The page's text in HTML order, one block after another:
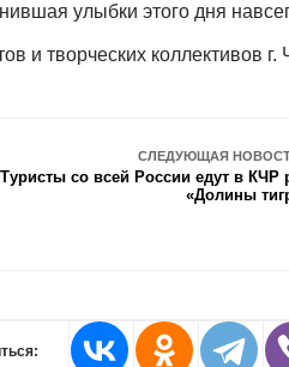
улыбки этого дня
и творческих коллективов г.
СЛЕДУЮЩАЯ
Туристы со всей России едут в КЧР
«Долины